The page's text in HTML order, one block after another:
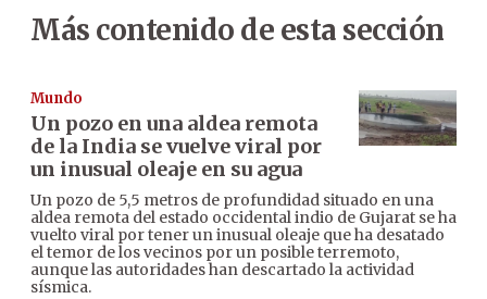
Más contenido de esta sección
Mundo
Un pozo en una aldea remota
de la India se vuelve viral por
un inusual oleaje en su agua
Un pozo de 5,5 metros de profundidad situado en una
aldea remota del estado occidental indio de Gujarat se ha
vuelto viral por tener un inusual oleaje que ha desatado
el temor de los vecinos por un posible terremoto,
aunque las autoridades han descartado la actividad
sísmica.